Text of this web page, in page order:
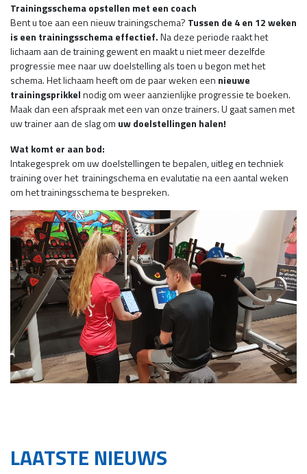
Trainingsschema opstellen met een coach
Bent u toe aan een nieuw trainingschema? Tussen de 4 en 12 weken
is een trainingsschema effectief.Na deze periode raakt het
lichaam aan de training gewent en maakt u niet meer dezelfde
progressie mee naar uw doelstelling als toen u begon met het
schema. Het lichaam heeft om de paar weken een nieuwe
trainingsprikkelnodig om weer aanzienlijke progressie te boeken.
Maak dan een afspraak met een van onze trainers. U gaat samen met
uw trainer aan de slag om uw doelstellingen halen!
Wat komt er aan bod:
Intakegesprek om uw doelstellingen te bepalen, uitleg en techniek
training over het trainingschema en evalutatie na een aantal weken
om het trainingsschema te bespreken.
LAATSTE NIEUWS